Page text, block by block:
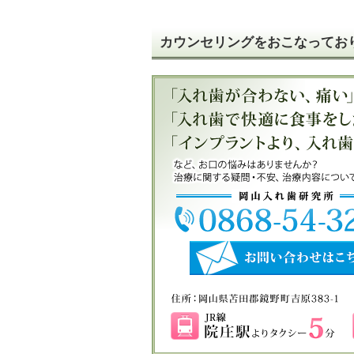
カウンセリングをおこなってお